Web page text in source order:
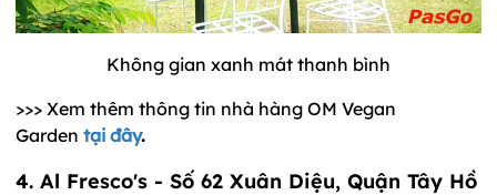
Không gian xanh mát thanh bình
>>> Xem thêm thông tin nhà hàng OM Vegan
Garden tại đây.
4. Al Fresco's - Số 62 Xuân Diệu, Quận Tây Hồ